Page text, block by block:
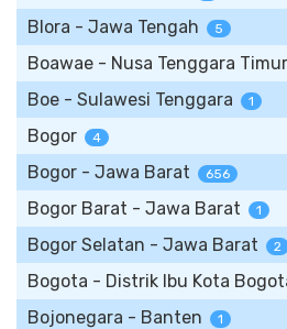
Blora - Jawa Tengah 5
Boawae - Nusa Tenggara Timur
Boe - Sulawesi Tenggara 1
Bogor 4
Bogor - Jawa Barat 656
Bogor Barat - Jawa Barat 1
Bogor Selatan - Jawa Barat 2
Bogota - Distrik Ibu Kota
Bojonegara - Banten 1